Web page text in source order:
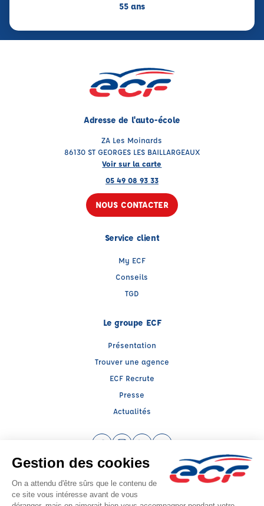
55 ans
Adresse de l'auto-école
ZA Les Moinards
86130 ST GEORGES LES BAILLARGEAUX
Voir sur la carte
05 49 08 93 33
NOUS CONTACTER
Service client
My ECF
Conseils
TGD
Le groupe ECF
Présentation
Trouver une agence
ECF Recrute
Presse
Actualités
Facebook (nouvelle fenêtre)
Instagram (nouvelle fenêtre)
LinkedIn (nouvelle fenêtre)
YouTube (nouvelle
Raison sociale : ECF CER CENTRE ATLANTIQUE - Capital social: 2500000€
SIREN: 312379266 - Numéro de TVA intracommunautaire: FR 52 312379266
Agrément n°E1408600130